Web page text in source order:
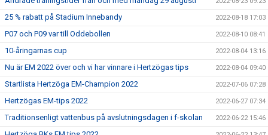
25 % rabatt på Stadium Innebandy 2022-08-18 17:03
P07 och P09 var till Oddebollen 2022-08-10 08:41
10-åringarnas cup 2022-08-04 13:16
Nu är EM 2022 över och vi har vinnare i Hertzögas tips 2022-08-04 09:40
Startlista Hertzöga EM-Champion 2022 2022-07-06 07:28
Hertzögas EM-tips 2022 2022-06-27 07:34
Traditionsenligt vattenbus på avslutningsdagen i f-skolan 2022-06-22 15:46